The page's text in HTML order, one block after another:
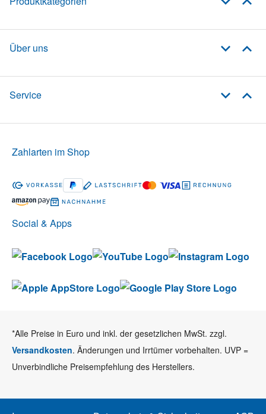
Über uns
Service
Social & Apps
Zahlarten im Shop
*Alle Preise in Euro und inkl. der gesetzlichen MwSt. zzgl.
Versandkosten. Änderungen und Irrtümer vorbehalten. UVP =
Unverbindliche Preisempfehlung des Herstellers.